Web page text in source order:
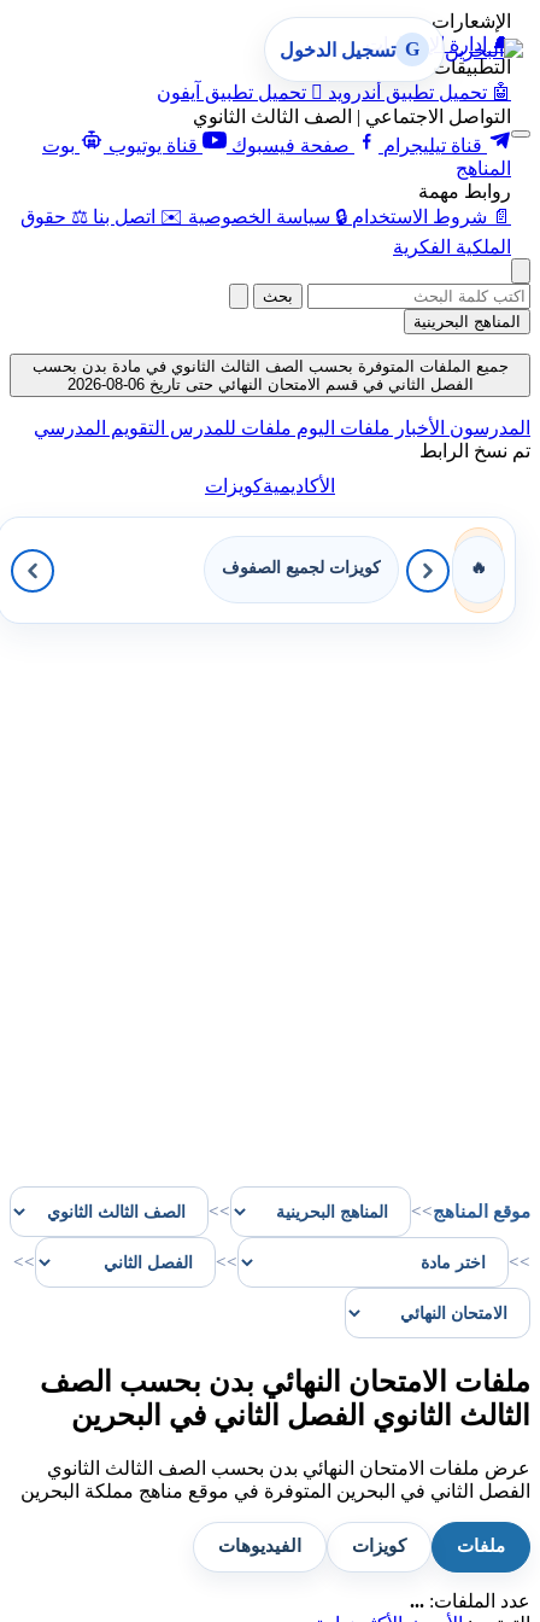
الإشعارات
🔔 إدارة الإشعارات
التطبيقات
🤖 تحميل تطبيق أندرويد  تحميل تطبيق آيفون
التواصل الاجتماعي | الصف الثالث الثانوي
قناة تيليجرام
صفحة فيسبوك قناة يوتيوب
بوت
المناهج
روابط مهمة
📄 شروط الاستخدام 🔒 سياسة الخصوصية ✉️ اتصل بنا ⚖️ حقوق
الملكية الفكرية
G تسجيل الدخول
بحث
المناهج البحرينية
جميع الملفات المتوفرة بحسب الصف الثالث الثانوي في مادة بدن بحسب
الفصل الثاني في قسم الامتحان النهائي حتى تاريخ 06-08-2026
المدرسون الأخبار ملفات اليوم ملفات للمدرس التقويم المدرسي
تم نسخ الرابط
الأكاديميةكويزات
🔥 كويزات لجميع الصفوف
موقع المناهج>>
>>
>>
>>
>>
ملفات الامتحان النهائي بدن بحسب الصف
الثالث الثانوي الفصل الثاني في البحرين
عرض ملفات الامتحان النهائي بدن بحسب الصف الثالث الثانوي
الفصل الثاني في البحرين المتوفرة في موقع مناهج مملكة البحرين
ملفات كويزات الفيديوهات
عدد الملفات: ...